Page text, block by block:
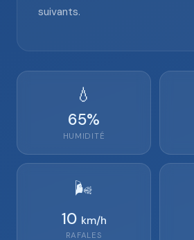
suivants.
💧
65%
HUMIDITÉ
🌬️
10 km/h
RAFALES